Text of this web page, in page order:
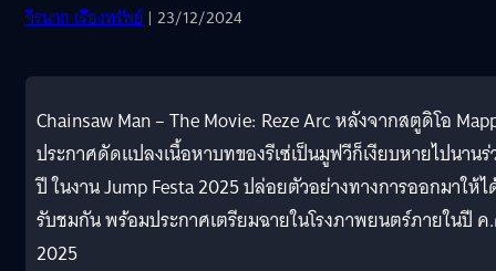
จีรนาถ เรืองทรัพย์ | 23/12/2024
Chainsaw Man – The Movie: Reze Arc หลังจากสตูดิโอ
ประกาศดัดแปลงเนื้อหาบทของรีเซ่เป็นมูฟวีก็เงียบหายไปนาน
ปี ในงาน Jump Festa 2025 ปล่อยตัวอย่างทางการออกมาให้ไ
รับชมกัน พร้อมประกาศเตรียมฉายในโรงภาพยนตร์ภายในปี ค
2025